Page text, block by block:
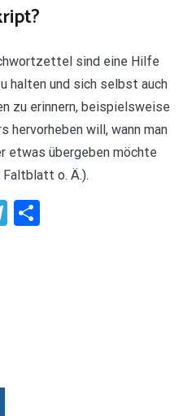
sind eine Hilfe
halten und sich selbst auch
zu erinnern, beispielsweise
hervorheben will, wann man
etwas übergeben möchte
o. Ä.).
Telegram